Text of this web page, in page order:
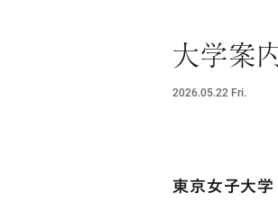
大学案
2026.05.22 Fri.
東京女子大